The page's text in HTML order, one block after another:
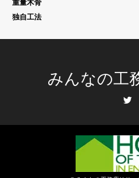
重量木骨
独自工法
みんなの工